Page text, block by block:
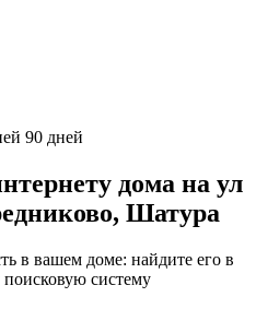
90 дней
дома на ул
Шатура
в вашем доме: найдите его в
систему